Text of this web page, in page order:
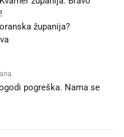
županija?
pogreška. Nama se